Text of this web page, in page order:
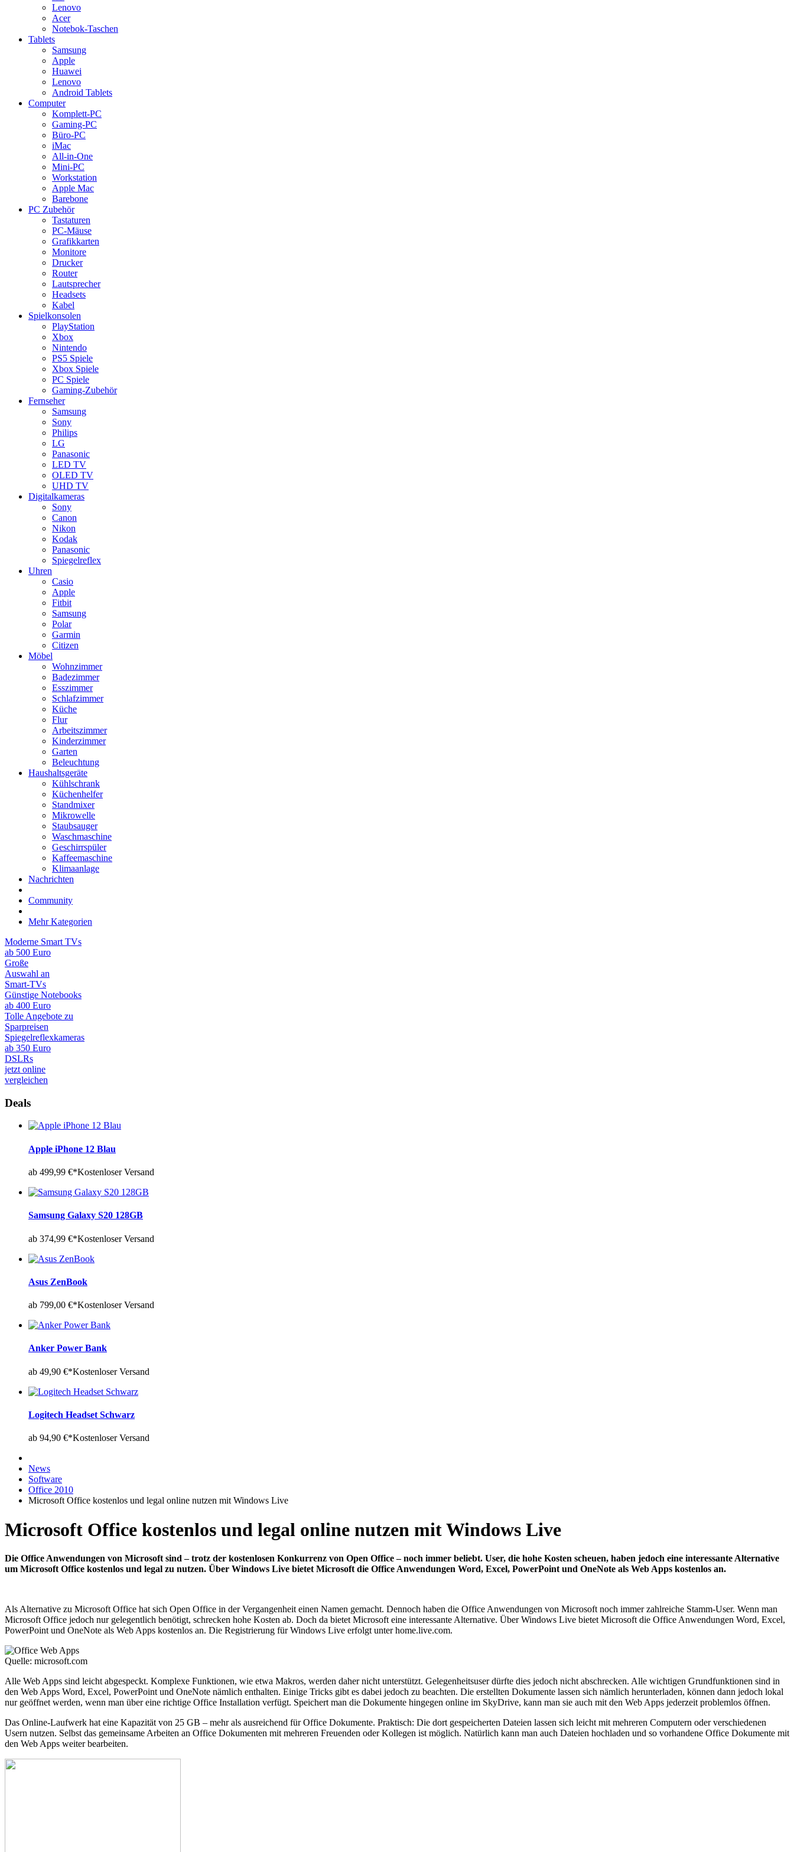
Lenovo
Acer
Notebok-Taschen
Tablets
Samsung
Apple
Huawei
Lenovo
Android Tablets
Computer
Komplett-PC
Gaming-PC
Büro-PC
iMac
All-in-One
Mini-PC
Workstation
Apple Mac
Barebone
PC Zubehör
Tastaturen
PC-Mäuse
Grafikkarten
Monitore
Drucker
Router
Lautsprecher
Headsets
Kabel
Spielkonsolen
PlayStation
Xbox
Nintendo
PS5 Spiele
Xbox Spiele
PC Spiele
Gaming-Zubehör
Fernseher
Samsung
Sony
Philips
LG
Panasonic
LED TV
OLED TV
UHD TV
Digitalkameras
Sony
Canon
Nikon
Kodak
Panasonic
Spiegelreflex
Uhren
Casio
Apple
Fitbit
Samsung
Polar
Garmin
Citizen
Möbel
Wohnzimmer
Badezimmer
Esszimmer
Schlafzimmer
Küche
Flur
Arbeitszimmer
Kinderzimmer
Garten
Beleuchtung
Haushaltsgeräte
Kühlschrank
Küchenhelfer
Standmixer
Mikrowelle
Staubsauger
Waschmaschine
Geschirrspüler
Kaffeemaschine
Klimaanlage
Nachrichten
Community
Mehr Kategorien
Moderne Smart TVs
ab 500 Euro
Große
Auswahl an
Smart-TVs
Günstige Notebooks
ab 400 Euro
Tolle Angebote zu
Sparpreisen
Spiegelreflexkameras
ab 350 Euro
DSLRs
jetzt online
vergleichen
Deals
Apple iPhone 12 Blau
ab 499,99 €*Kostenloser Versand
Samsung Galaxy S20 128GB
ab 374,99 €*Kostenloser Versand
Asus ZenBook
ab 799,00 €*Kostenloser Versand
Anker Power Bank
ab 49,90 €*Kostenloser Versand
Logitech Headset Schwarz
ab 94,90 €*Kostenloser Versand
News
Software
Office 2010
Microsoft Office kostenlos und legal online nutzen mit Windows Live
Microsoft Office kostenlos und legal online nutzen mit Windows Live
Die Office Anwendungen von Microsoft sind – trotz der kostenlosen Konkurrenz von Open Office – noch immer beliebt. User, die hohe Kosten scheuen, haben jedoch eine interessante Alternative
um Microsoft Office kostenlos und legal zu nutzen. Über Windows Live bietet Microsoft die Office Anwendungen Word, Excel, PowerPoint und OneNote als Web Apps kostenlos an.
Als Alternative zu Microsoft Office hat sich Open Office in der Vergangenheit einen Namen gemacht. Dennoch haben die Office Anwendungen von Microsoft noch immer zahlreiche Stamm-User. Wenn man
Microsoft Office jedoch nur gelegentlich benötigt, schrecken hohe Kosten ab. Doch da bietet Microsoft eine interessante Alternative. Über Windows Live bietet Microsoft die Office Anwendungen Word, Excel,
PowerPoint und OneNote als Web Apps kostenlos an. Die Registrierung für Windows Live erfolgt unter home.live.com.
Quelle: microsoft.com
Alle Web Apps sind leicht abgespeckt. Komplexe Funktionen, wie etwa Makros, werden daher nicht unterstützt. Gelegenheitsuser dürfte dies jedoch nicht abschrecken. Alle wichtigen Grundfunktionen sind in
den Web Apps Word, Excel, PowerPoint und OneNote nämlich enthalten. Einige Tricks gibt es dabei jedoch zu beachten. Die erstellten Dokumente lassen sich nämlich herunterladen, können dann jedoch lokal
nur geöffnet werden, wenn man über eine richtige Office Installation verfügt. Speichert man die Dokumente hingegen online im SkyDrive, kann man sie auch mit den Web Apps jederzeit problemlos öffnen.
Das Online-Laufwerk hat eine Kapazität von 25 GB – mehr als ausreichend für Office Dokumente. Praktisch: Die dort gespeicherten Dateien lassen sich leicht mit mehreren Computern oder verschiedenen
Usern nutzen. Selbst das gemeinsame Arbeiten an Office Dokumenten mit mehreren Freuenden oder Kollegen ist möglich. Natürlich kann man auch Dateien hochladen und so vorhandene Office Dokumente mit
den Web Apps weiter bearbeiten.